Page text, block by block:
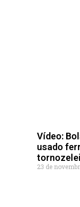
Vídeo:
usado
23 de